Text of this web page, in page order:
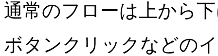
通常のフローは上から
ボタンクリックなどの